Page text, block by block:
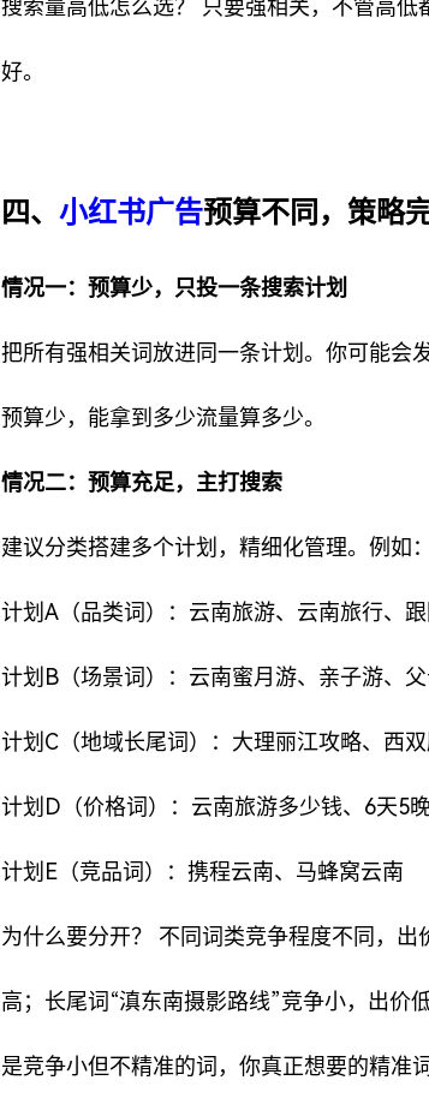
搜索量高低怎么选？ 只要强相关，不管高
好。
四、小红书广告预算不同，策略
情况一：预算少，只投一条搜索计划
把所有强相关词放进同一条计划。你可能会
预算少，能拿到多少流量算多少。
情况二：预算充足，主打搜索
建议分类搭建多个计划，精细化管理。例如：
计划A（品类词）：云南旅游、云南旅行、
计划B（场景词）：云南蜜月游、亲子游、
计划C（地域长尾词）：大理丽江攻略、西
计划D（价格词）：云南旅游多少钱、6天5
计划E（竞品词）：携程云南、马蜂窝云南
为什么要分开？ 不同词类竞争程度不同，
高；长尾词“滇东南摄影路线”竞争小，出价
是竞争小但不精准的词，你真正想要的精准